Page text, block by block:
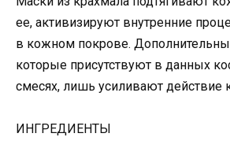
ее, активизируют внутренние
в кожном покрове.
которые присутствуют в данных
смесях, лишь усиливают действие
ИНГРЕДИЕНТЫ